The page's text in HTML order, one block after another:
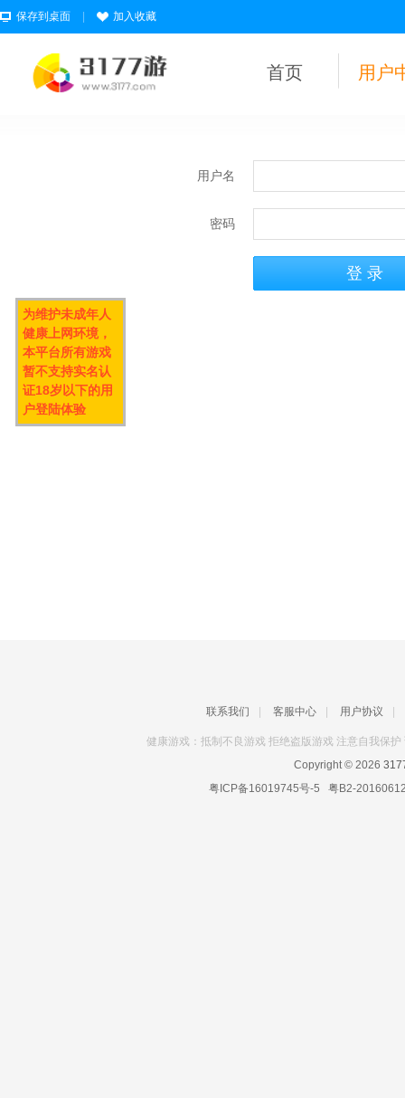
保存到桌面 加入收藏
首页 用户
用户名
密码
联系我们 客服中心 用户协议
健康游戏：抵制不良游戏 拒绝盗版游戏 注意自我保
Copyright © 2026
粤ICP备16019745号-5 粤B2-
为维护未成年人
健康上网环境，
本平台所有游戏
暂不支持实名认
证18岁以下的用
户登陆体验